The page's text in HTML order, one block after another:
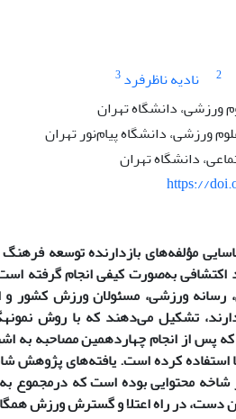
2 نادیه ناظرفرد3
ورزشی، دانشگاه تهران
ورزشی، دانشگاه پیام‌نور تهران
دانشگاه تهران
https://
مؤلفه‌های بازدارنده توسعه
اکتشافی به‌صورت کیفی انجام گرفته
رسانه ورزشی، مسئولان ورزش کشور
تشکیل می‌دهند که با روش
کهپس از انجام چهاردهمین مصاحبه به
دست، در راه اعتلا و گسترش ورزش